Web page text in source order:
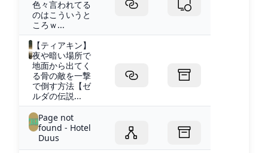
色々言われてる
のはこういうと
ころｗ...
【ティアキン】
夜や暗い場所で
地面から出てく
る骨の敵を一撃
で倒す方法【ゼ
ルダの伝説...
Page not
found - Hotel
Duus